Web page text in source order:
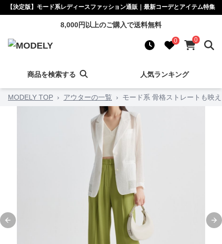
【決定版】モード系レディースファッション通販｜最新コーデとアイテム特集
8,000円以上のご購入で送料無料
0 0
商品を検索する 人気ランキング
MODELY TOP › アウターの一覧 › モード系 骨格ストレートも映
Previous slide